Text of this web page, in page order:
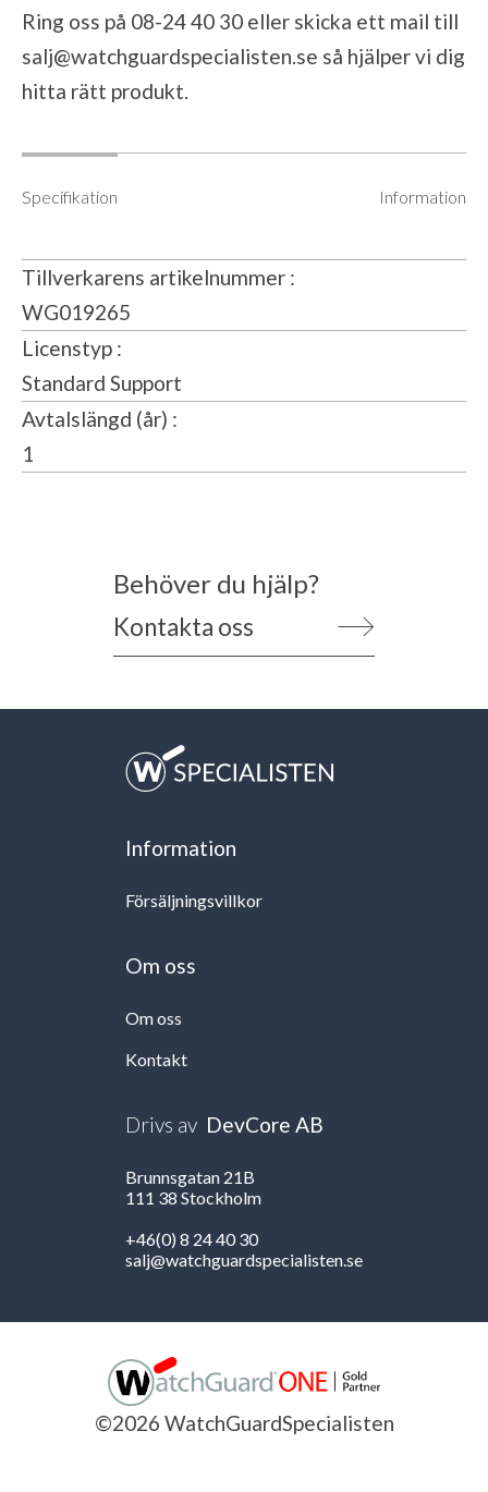
Ring oss på 08-24 40 30 eller skicka ett mail till
salj@watchguardspecialisten.se så hjälper vi dig
hitta rätt produkt.
Specifikation Information
Tillverkarens artikelnummer
WG019265
Licenstyp
Standard Support
Avtalslängd (år)
1
Behöver du hjälp?
Kontakta oss
Information
Försäljningsvillkor
Om oss
Om oss
Kontakt
Drivs av DevCore AB
Brunnsgatan 21B
111 38 Stockholm
+46(0) 8 24 40 30
salj@watchguardspecialisten.se
©2026 WatchGuardSpecialisten